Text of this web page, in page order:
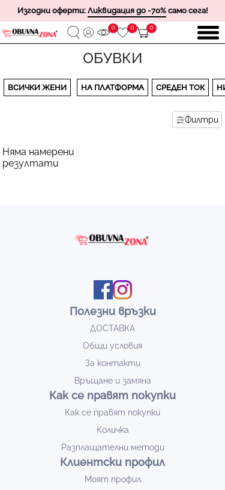
Изгодни оферти: Ликвидация до -70% само сега!
0 0 0
ОБУВКИ
ВСИЧКИ ЖЕНИ НА ПЛАТФОРМА СРЕДЕН ТОК
Филтри
Няма намерени
резултати
Полезни връзки
ДОСТАВКА
Общи условия
За контакти
Връщане и замяна
Как се правят покупки
Как се правят покупки
Количка
Разплащателни методи
Клиентски профил
Моят профил